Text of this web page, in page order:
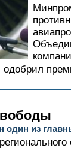
одобрил
один из